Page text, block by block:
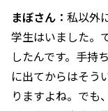
まぼさん： 私以外
学生はいました。
したんです。手持
に出てからはそう
りますよね。でも